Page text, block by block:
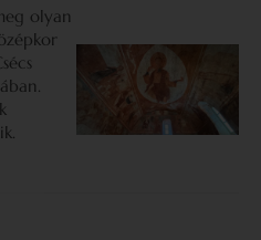
olyan